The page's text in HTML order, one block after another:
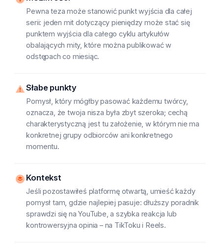
Pewna teza może stanowić punkt wyjścia dla całej
serii: jeden mit dotyczący pieniędzy może stać się
punktem wyjścia dla całego cyklu artykułów
obalających mity, które można publikować w
odstępach co miesiąc.
Słabe punkty
Pomysł, który mógłby pasować każdemu twórcy,
oznacza, że twoja nisza była zbyt szeroka; cechą
charakterystyczną jest tu założenie, w którym nie ma
konkretnej grupy odbiorców ani konkretnego
momentu.
Kontekst
Jeśli pozostawiłeś platformę otwartą, umieść każdy
pomysł tam, gdzie najlepiej pasuje: dłuższy poradnik
sprawdzi się na YouTube, a szybka reakcja lub
kontrowersyjna opinia – na TikToku i Reels.